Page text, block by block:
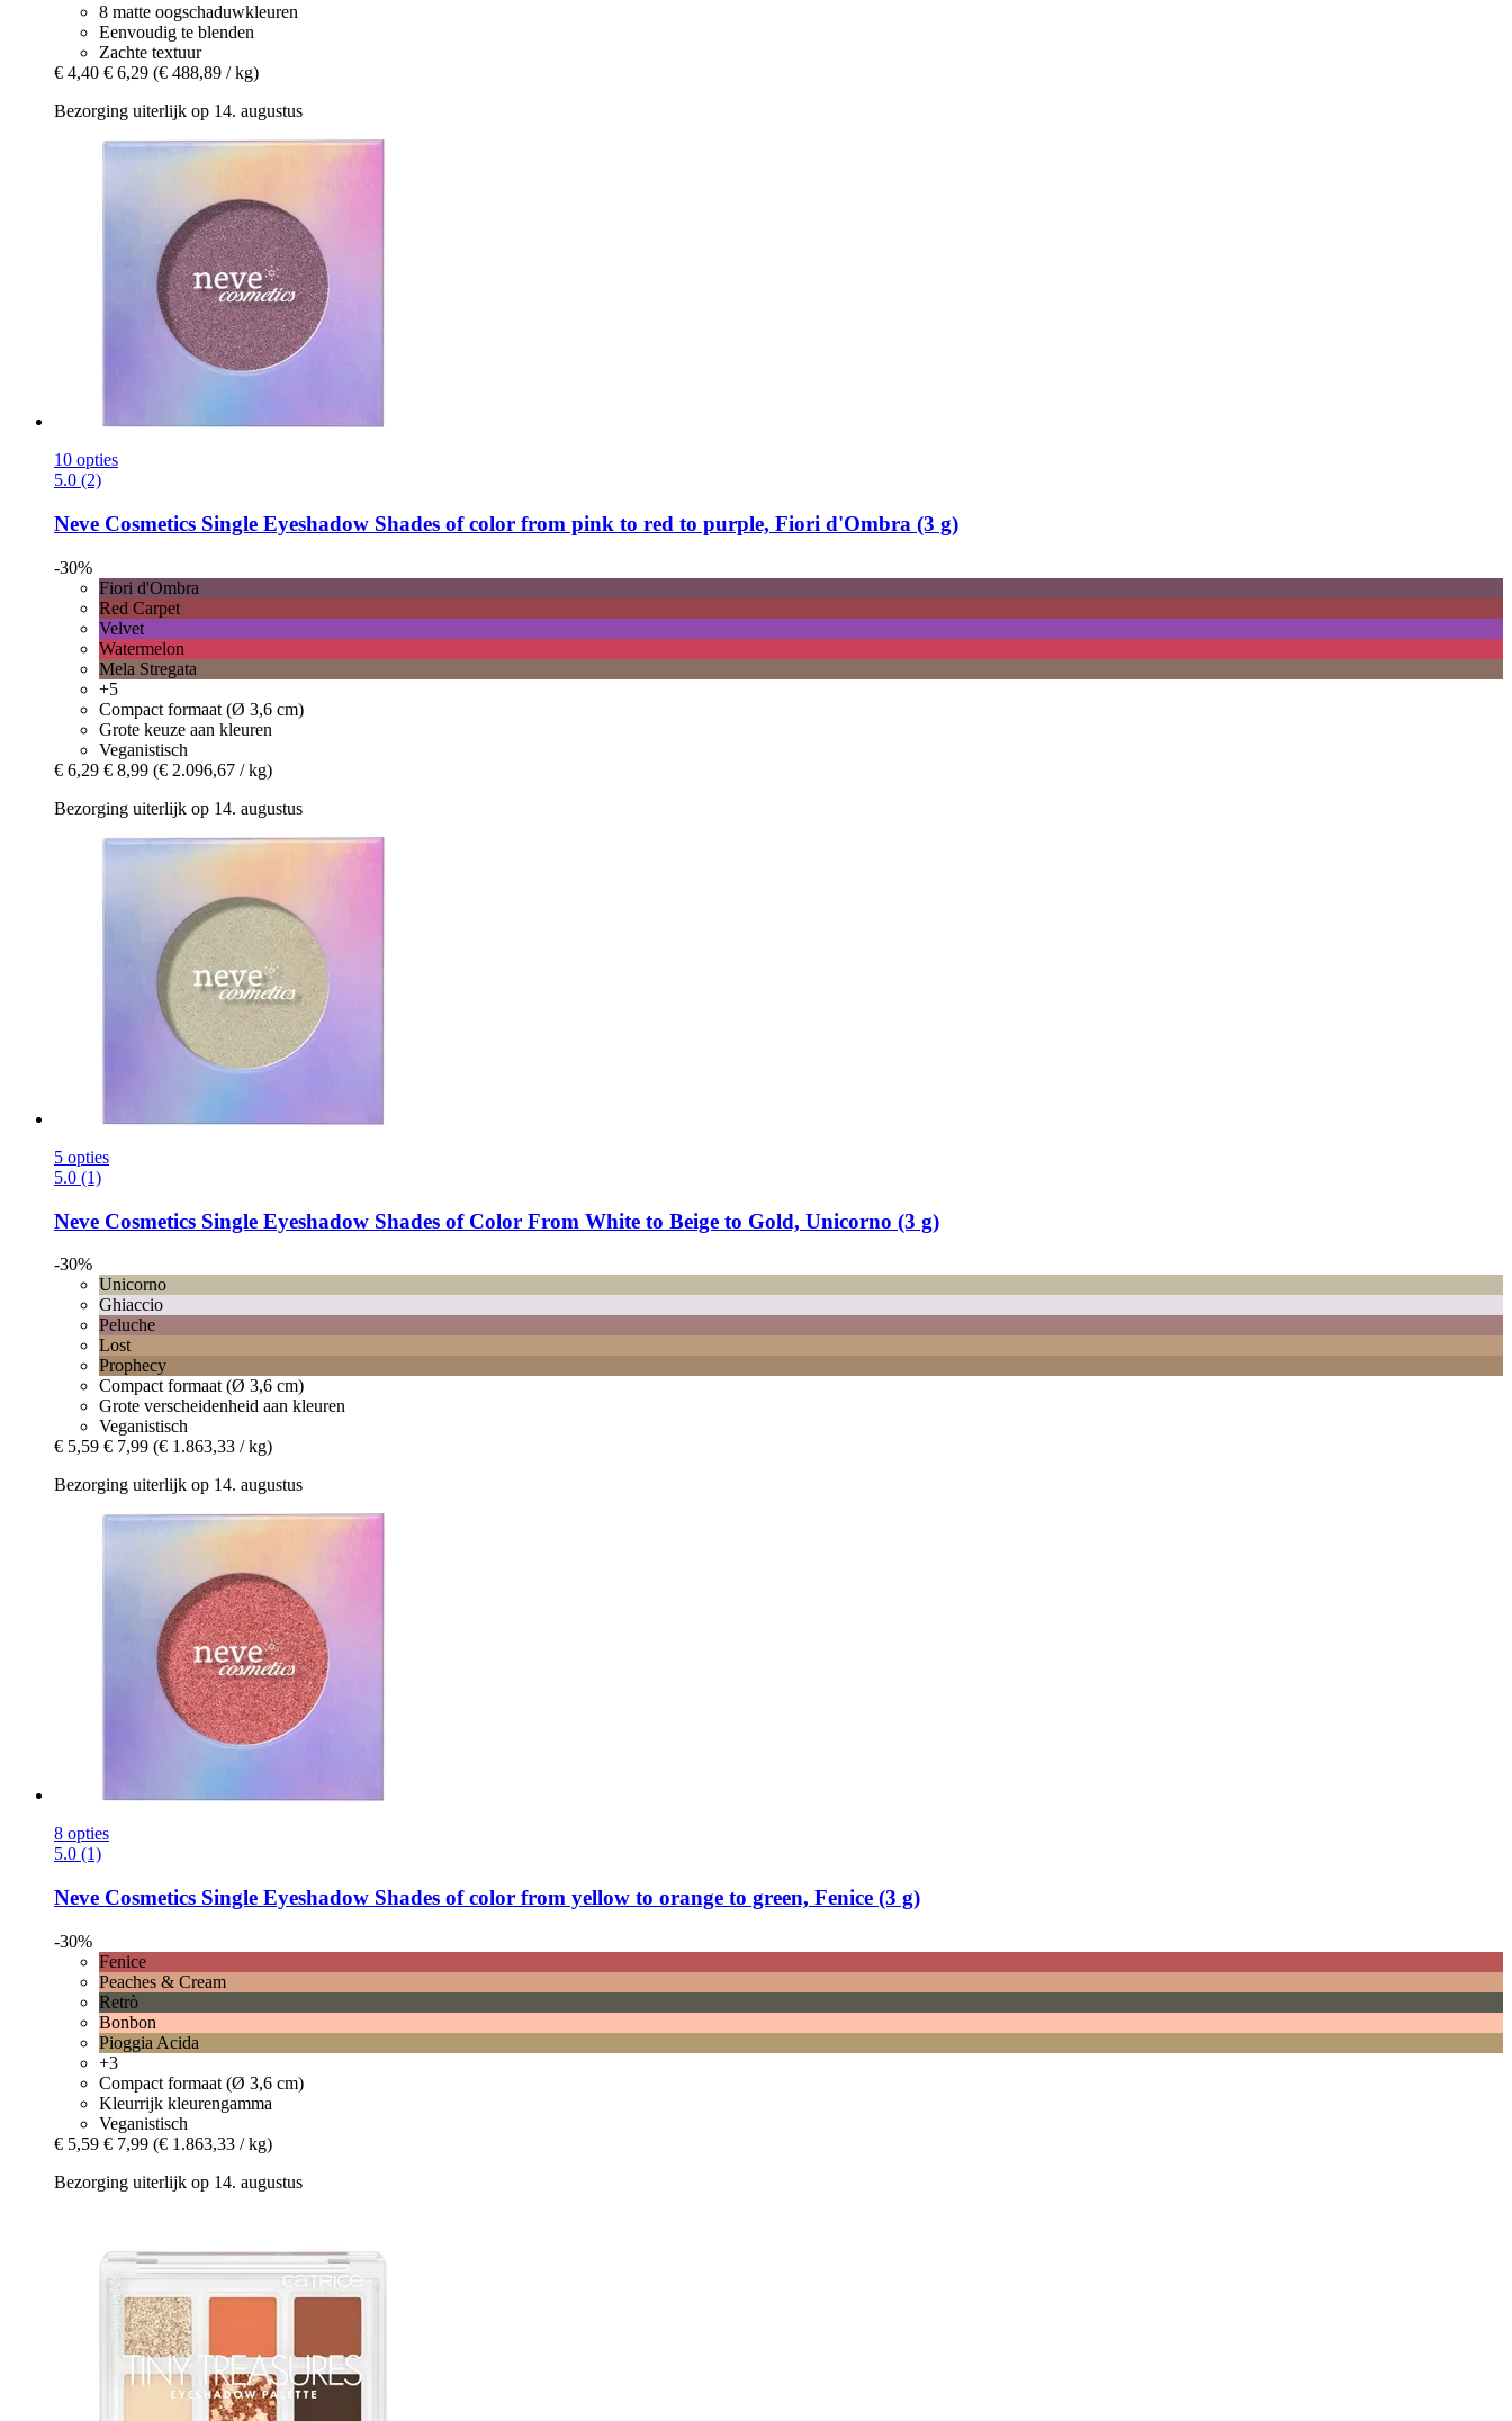
8 matte oogschaduwkleuren
Eenvoudig te blenden
Zachte textuur
€ 4,40 € 6,29 (€ 488,89 / kg)
Bezorging uiterlijk op 14. augustus
10 opties
5.0 (2)
Neve Cosmetics Single Eyeshadow Shades of color from pink to red to purple, Fiori d'Ombra (3 g)
-30%
Fiori d'Ombra
Red Carpet
Velvet
Watermelon
Mela Stregata
+5
Compact formaat (Ø 3,6 cm)
Grote keuze aan kleuren
Veganistisch
€ 6,29 € 8,99 (€ 2.096,67 / kg)
Bezorging uiterlijk op 14. augustus
5 opties
5.0 (1)
Neve Cosmetics Single Eyeshadow Shades of Color From White to Beige to Gold, Unicorno (3 g)
-30%
Unicorno
Ghiaccio
Peluche
Lost
Prophecy
Compact formaat (Ø 3,6 cm)
Grote verscheidenheid aan kleuren
Veganistisch
€ 5,59 € 7,99 (€ 1.863,33 / kg)
Bezorging uiterlijk op 14. augustus
8 opties
5.0 (1)
Neve Cosmetics Single Eyeshadow Shades of color from yellow to orange to green, Fenice (3 g)
-30%
Fenice
Peaches & Cream
Retrò
Bonbon
Pioggia Acida
+3
Compact formaat (Ø 3,6 cm)
Kleurrijk kleurengamma
Veganistisch
€ 5,59 € 7,99 (€ 1.863,33 / kg)
Bezorging uiterlijk op 14. augustus